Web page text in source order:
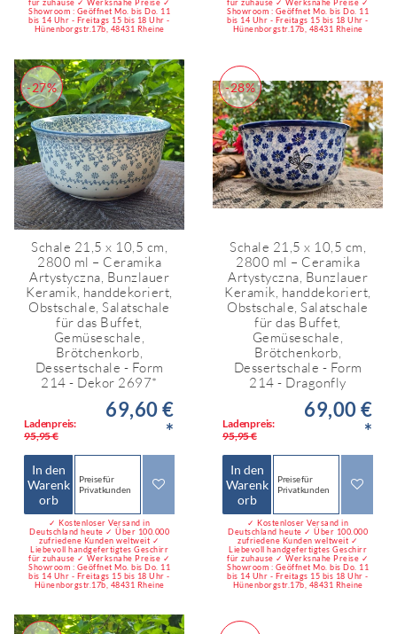
für zuhause ✓ Werksnahe Preise ✓
Showroom : Geöffnet Mo. bis Do. 11
bis 14 Uhr - Freitags 15 bis 18 Uhr -
Hünenborgstr.17b, 48431 Rheine
für zuhause ✓ Werksnahe Preise ✓
Showroom : Geöffnet Mo. bis Do. 11
bis 14 Uhr - Freitags 15 bis 18 Uhr -
Hünenborgstr.17b, 48431 Rheine
-27%
Schale 21,5 x 10,5 cm,
2800 ml – Ceramika
Artystyczna, Bunzlauer
Keramik, handdekoriert,
Obstschale, Salatschale
für das Buffet,
Gemüseschale,
Brötchenkorb,
Dessertschale - Form
214 - Dekor 2697*
Ladenpreis:
95,95 €
69,60 €
*
In den
Warenk
orb
Preise für
Privatkunden
✓ Kostenloser Versand in
Deutschland heute ✓ Über 100.000
zufriedene Kunden weltweit ✓
Liebevoll handgefertigtes Geschirr
für zuhause ✓ Werksnahe Preise ✓
Showroom : Geöffnet Mo. bis Do. 11
bis 14 Uhr - Freitags 15 bis 18 Uhr -
Hünenborgstr.17b, 48431 Rheine
-28%
Schale 21,5 x 10,5 cm,
2800 ml – Ceramika
Artystyczna, Bunzlauer
Keramik, handdekoriert,
Obstschale, Salatschale
für das Buffet,
Gemüseschale,
Brötchenkorb,
Dessertschale - Form
214 - Dragonfly
Ladenpreis:
95,95 €
69,00 €
*
In den
Warenk
orb
Preise für
Privatkunden
✓ Kostenloser Versand in
Deutschland heute ✓ Über 100.000
zufriedene Kunden weltweit ✓
Liebevoll handgefertigtes Geschirr
für zuhause ✓ Werksnahe Preise ✓
Showroom : Geöffnet Mo. bis Do. 11
bis 14 Uhr - Freitags 15 bis 18 Uhr -
Hünenborgstr.17b, 48431 Rheine